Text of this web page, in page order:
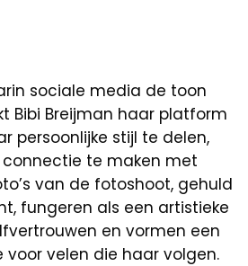
sociale media de toon
Bibi Breijman haar platform
persoonlijke stijl te delen,
te maken met
van de fotoshoot, gehuld
fungeren als een artistieke
en vormen een
voor velen die haar volgen.